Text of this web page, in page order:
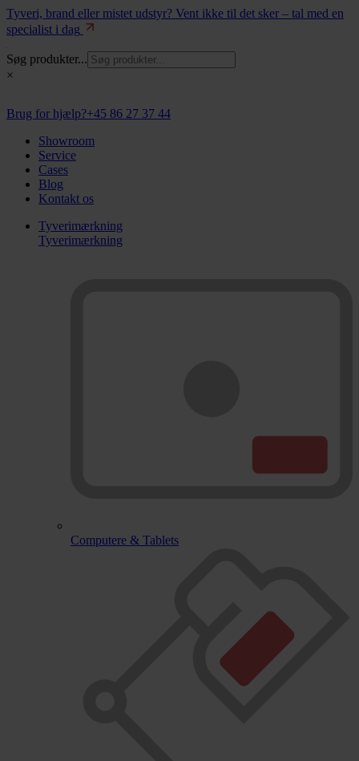
Tyveri, brand eller mistet udstyr? Vent ikke til det sker – tal med en
specialist i dag
Søg produkter...
×
Brug for hjælp?+45 86 27 37 44
Showroom
Service
Cases
Blog
Kontakt os
Tyverimærkning
Tyverimærkning
Computere & Tablets